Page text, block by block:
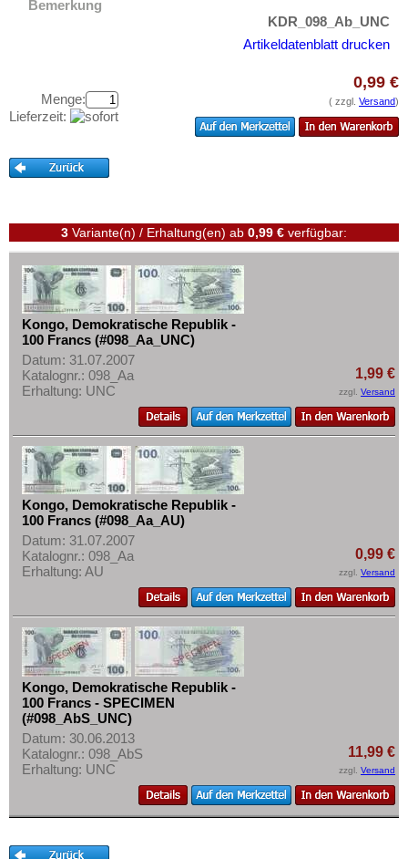
Namibia
Nigeria
Portugiesisch Guinea
Rhodesien
Rhodesien & Nyasaland
Ruanda
Ruanda-Burundi
Sambia
Sao Tome & Principe
Seychellen
Sierra Leone
Somalia
Somaliland
St. Helena
Süd Sudan
Sudan
Swaziland
Tansania
Togo
Tschad
Tunesien
Westafrikanische Staaten
Zaire
Testbanknoten
Aufbewahrung
Gutscheine
Ihre Bewertungen
Informationen
Preislisten
Ankauf
Erhaltungsgrade
Gratisbanknoten
FAQ
Zahlungsbedingungen
Privatsphäre und Datenschutz
Widerrufsbelehrung
Liefer- und Versandkosten
AGB
Bemerkung
KDR_098_Ab_UNC
Artikeldatenblatt drucken
Menge:
Lieferzeit:
0,99 €
( zzgl. Versand)
3 Variante(n) / Erhaltung(en) ab 0,99 € verfügbar:
Kongo, Demokratische Republik -
100 Francs (#098_Aa_UNC)
Datum: 31.07.2007
Katalognr.: 098_Aa
Erhaltung: UNC
1,99 €
zzgl. Versand
Kongo, Demokratische Republik -
100 Francs (#098_Aa_AU)
Datum: 31.07.2007
Katalognr.: 098_Aa
Erhaltung: AU
0,99 €
zzgl. Versand
Kongo, Demokratische Republik -
100 Francs - SPECIMEN
(#098_AbS_UNC)
Datum: 30.06.2013
Katalognr.: 098_AbS
Erhaltung: UNC
11,99 €
zzgl. Versand